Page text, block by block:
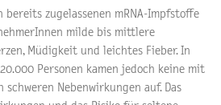
bereits zugelassenen mRNA-Impfstoffe
milde bis mittlere
Müdigkeit und leichtes Fieber. In
Personen kamen jedoch keine mit
Nebenwirkungen auf. Das